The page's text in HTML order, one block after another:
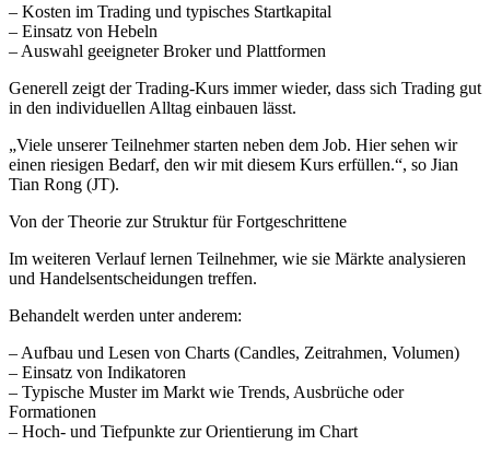
– Kosten im Trading und typisches Startkapital
– Einsatz von Hebeln
– Auswahl geeigneter Broker und Plattformen
Generell zeigt der Trading-Kurs immer wieder, dass sich Trading gut
in den individuellen Alltag einbauen lässt.
„Viele unserer Teilnehmer starten neben dem Job. Hier sehen wir
einen riesigen Bedarf, den wir mit diesem Kurs erfüllen.“, so Jian
Tian Rong (JT).
Von der Theorie zur Struktur für Fortgeschrittene
Im weiteren Verlauf lernen Teilnehmer, wie sie Märkte analysieren
und Handelsentscheidungen treffen.
Behandelt werden unter anderem:
– Aufbau und Lesen von Charts (Candles, Zeitrahmen, Volumen)
– Einsatz von Indikatoren
– Typische Muster im Markt wie Trends, Ausbrüche oder
Formationen
– Hoch- und Tiefpunkte zur Orientierung im Chart